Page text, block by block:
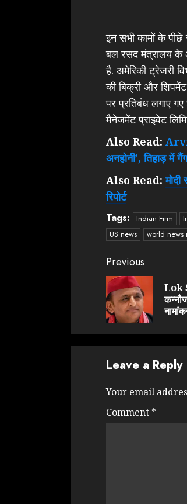
इन सभी कामों के पीछे
बल रसद मंत्रालय के
है. अमेरिकी ट्रेजरी
की बिक्री और
पर प्रतिबंध लगाए गए
मैनेजमेंट प्राइवेट
Also Read:
अनहोनी’, तिहाड़ में
Also Read:
रिपोर्ट
Tags: Indian Firm
US news
world news
Continue
Reading
Previous
Lok
Leave a Reply
Your email
Comment *